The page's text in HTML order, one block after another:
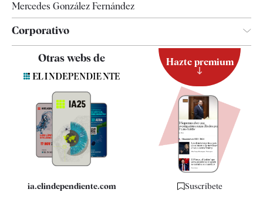
Mercedes González Fernández
Corporativo
Contacto
Quiénes somos
Especificaciones
Otras webs de
ia.elindependiente.com
Hazte premium
Suscríbete